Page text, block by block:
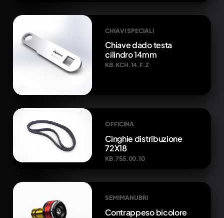
CHIAVI SPECIALI
Chiave dado testa
cilindro 14mm
KB.KCH.14.F.Z
OFFICINA
Cinghie distribuzione
72X18
KB.755.00.10
SEMIMANUBRI
Contrappeso bicolore